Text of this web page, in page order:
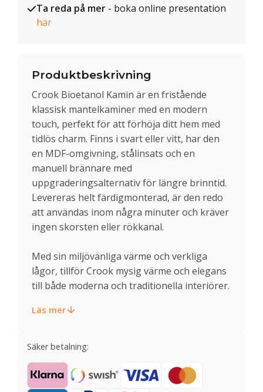
Ta reda på mer - boka online presentation
här
Produktbeskrivning
Crook Bioetanol Kamin är en fristående
klassisk mantelkaminer med en modern
touch, perfekt för att förhöja ditt hem med
tidlös charm. Finns i svart eller vitt, har den
en MDF-omgivning, stålinsats och en
manuell brännare med
uppgraderingsalternativ för längre brinntid.
Levereras helt färdigmonterad, är den redo
att användas inom några minuter och kräver
ingen skorsten eller rökkanal.
Med sin miljövänliga värme och verkliga
lågor, tillför Crook mysig värme och elegans
till både moderna och traditionella interiörer.
Läs mer
Säker betalning: